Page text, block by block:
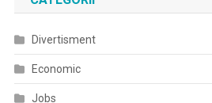
Divertisment
Economic
Jobs